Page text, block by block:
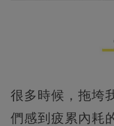
很多時候，拖垮
們感到疲累內耗